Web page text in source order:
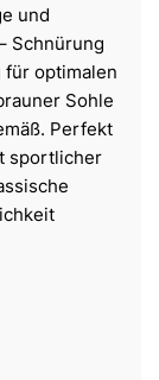
und
Schnürung
optimalen
Sohle
Perfekt
sportlicher